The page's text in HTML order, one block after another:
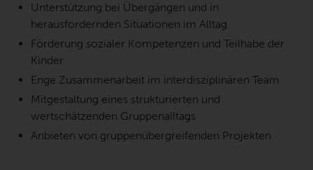
Unterstützung bei Übergängen und in
herausfordernden Situationen im Alltag
Förderung sozialer Kompetenzen und Teilhabe der
Kinder
Enge Zusammenarbeit im interdisziplinären Team
Mitgestaltung eines strukturierten und
wertschätzenden Gruppenalltags
Anbieten von gruppenübergreifenden Projekten